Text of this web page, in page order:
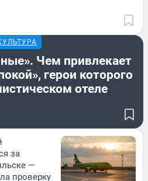
Чем привлекает
герои которого
отеле
за
—
проверку